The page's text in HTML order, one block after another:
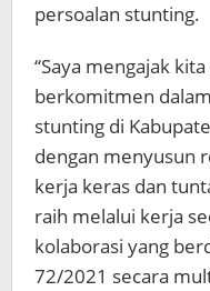
persoalan stunting.
“Saya mengajak
berkomitmen
stunting di
dengan menyusun
kerja keras dan
raih melalui kerja
kolaborasi yang
72/2021 secara